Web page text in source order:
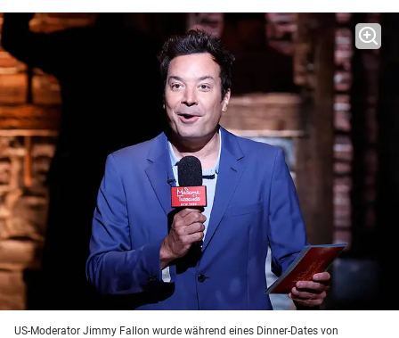
US-Moderator Jimmy Fallon wurde während eines Dinner-Dates von